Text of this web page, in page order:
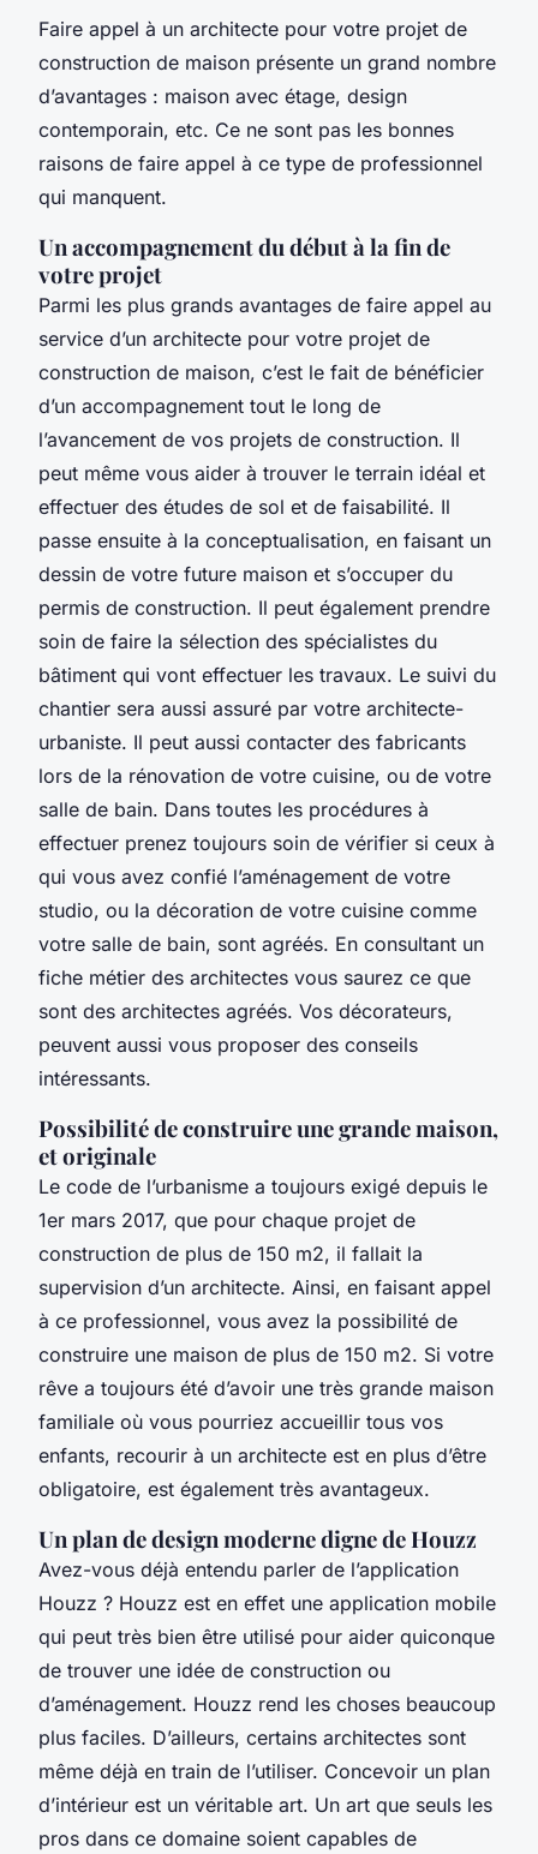
Faire appel à un architecte pour votre projet de
construction de maison présente un grand nombre
d’avantages : maison avec étage, design
contemporain, etc. Ce ne sont pas les bonnes
raisons de faire appel à ce type de professionnel
qui manquent.
Un accompagnement du début à la fin de
votre projet
Parmi les plus grands avantages de faire appel au
service d’un architecte pour votre projet de
construction de maison, c’est le fait de bénéficier
d’un accompagnement tout le long de
l’avancement de vos projets de construction. Il
peut même vous aider à trouver le terrain idéal et
effectuer des études de sol et de faisabilité. Il
passe ensuite à la conceptualisation, en faisant un
dessin de votre future maison et s’occuper du
permis de construction. Il peut également prendre
soin de faire la sélection des spécialistes du
bâtiment qui vont effectuer les travaux. Le suivi du
chantier sera aussi assuré par votre architecte-
urbaniste. Il peut aussi contacter des fabricants
lors de la rénovation de votre cuisine, ou de votre
salle de bain. Dans toutes les procédures à
effectuer prenez toujours soin de vérifier si ceux à
qui vous avez confié l’aménagement de votre
studio, ou la décoration de votre cuisine comme
votre salle de bain, sont agréés. En consultant un
fiche métier des architectes vous saurez ce que
sont des architectes agréés. Vos décorateurs,
peuvent aussi vous proposer des conseils
intéressants.
Possibilité de construire une grande maison,
et originale
Le code de l’urbanisme a toujours exigé depuis le
1er mars 2017, que pour chaque projet de
construction de plus de 150 m2, il fallait la
supervision d’un architecte. Ainsi, en faisant appel
à ce professionnel, vous avez la possibilité de
construire une maison de plus de 150 m2. Si votre
rêve a toujours été d’avoir une très grande maison
familiale où vous pourriez accueillir tous vos
enfants, recourir à un architecte est en plus d’être
obligatoire, est également très avantageux.
Un plan de design moderne digne de Houzz
Avez-vous déjà entendu parler de l’application
Houzz ? Houzz est en effet une application mobile
qui peut très bien être utilisé pour aider quiconque
de trouver une idée de construction ou
d’aménagement. Houzz rend les choses beaucoup
plus faciles. D’ailleurs, certains architectes sont
même déjà en train de l’utiliser. Concevoir un plan
d’intérieur est un véritable art. Un art que seuls les
pros dans ce domaine soient capables de